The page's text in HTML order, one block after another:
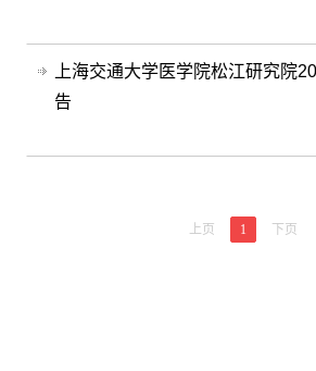
上海交通大学医学院松江研究院
告
上页 1 下页